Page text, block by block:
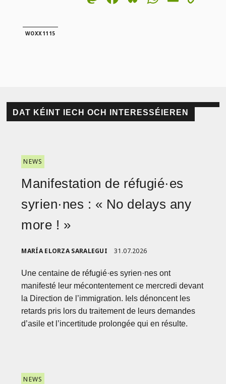
WOXX1115
DAT KÉINT IECH OCH INTERESSÉIEREN
NEWS
Manifestation de réfugié·es
syrien·nes : « No delays any
more ! »
MARÍA ELORZA SARALEGUI 31.07.2026
Une centaine de réfugié·es syrien·nes ont
manifesté leur mécontentement ce mercredi devant
la Direction de l’immigration. Iels dénoncent les
retards pris lors du traitement de leurs demandes
d’asile et l’incertitude prolongée qui en résulte.
NEWS